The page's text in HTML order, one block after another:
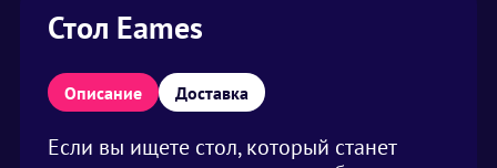
Стол Eames
Описание Доставка
Если вы ищете стол, который станет